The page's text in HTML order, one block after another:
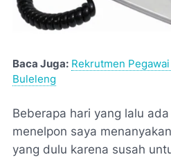
Baca Juga: Rekrutmen
Buleleng
Beberapa hari yang lalu
menelpon saya
yang dulu karena susah